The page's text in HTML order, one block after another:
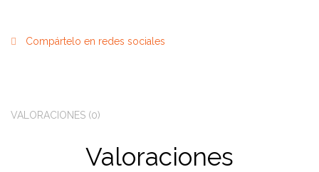
Compártelo en redes sociales
VALORACIONES (0)
Valoraciones